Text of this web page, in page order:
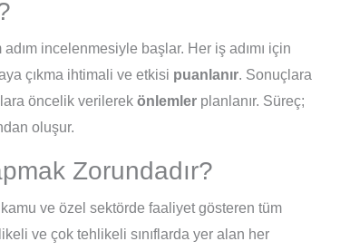
incelenmesiyle başlar. Her iş adımı için
çıkma ihtimali ve etkisi puanlanır. Sonuçlara
öncelik verilerek önlemler planlanır. Süreç;
oluşur.
Zorundadır?
kamu ve özel sektörde faaliyet gösteren tüm
ve çok tehlikeli sınıflarda yer alan her